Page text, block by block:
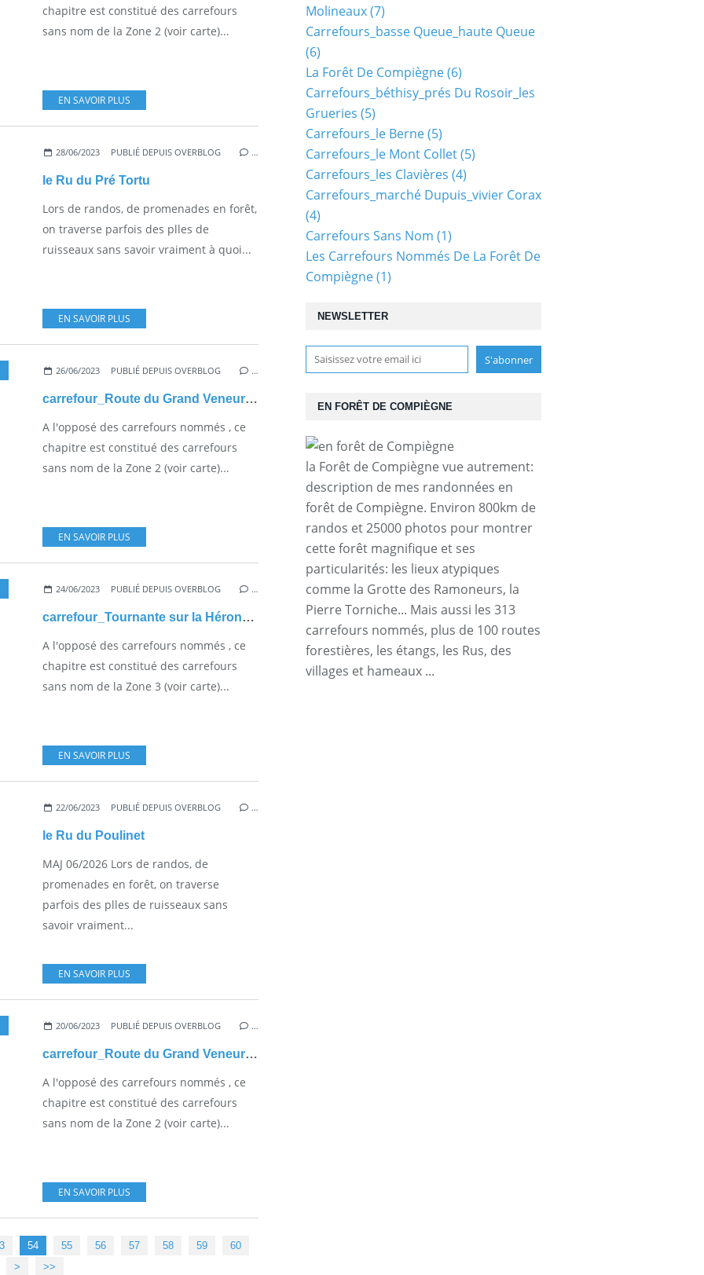
chapitre est constitué des carrefours
sans nom de la Zone 2 (voir carte)...
EN SAVOIR PLUS
28/06/2023 PUBLIÉ DEPUIS OVERBLOG …
le Ru du Pré Tortu
Lors de randos, de promenades en forêt,
on traverse parfois des plles de
ruisseaux sans savoir vraiment à quoi...
EN SAVOIR PLUS
26/06/2023 PUBLIÉ DEPUIS OVERBLOG …
carrefour_Route du Grand Veneur_Route de l'Ecureuil
A l'opposé des carrefours nommés , ce
chapitre est constitué des carrefours
sans nom de la Zone 2 (voir carte)...
EN SAVOIR PLUS
24/06/2023 PUBLIÉ DEPUIS OVERBLOG …
carrefour_Tournante sur la Héronnière (GR12)_Route de la Garenne du Roi
A l'opposé des carrefours nommés , ce
chapitre est constitué des carrefours
sans nom de la Zone 3 (voir carte)...
EN SAVOIR PLUS
22/06/2023 PUBLIÉ DEPUIS OVERBLOG …
le Ru du Poulinet
MAJ 06/2026 Lors de randos, de
promenades en forêt, on traverse
parfois des plles de ruisseaux sans
savoir vraiment...
EN SAVOIR PLUS
20/06/2023 PUBLIÉ DEPUIS OVERBLOG …
carrefour_Route du Grand Veneur_Route de la Croix Aguet
A l'opposé des carrefours nommés , ce
chapitre est constitué des carrefours
sans nom de la Zone 2 (voir carte)...
EN SAVOIR PLUS
54 55 56 57 58 59 60
>
>>
NEWSLETTER
EN FORÊT DE COMPIÈGNE
la Forêt de Compiègne vue autrement:
description de mes randonnées en
forêt de Compiègne. Environ 800km de
randos et 25000 photos pour montrer
cette forêt magnifique et ses
particularités: les lieux atypiques
comme la Grotte des Ramoneurs, la
Pierre Torniche... Mais aussi les 313
carrefours nommés, plus de 100 routes
forestières, les étangs, les Rus, des
villages et hameaux ...
Molineaux(7)
Carrefours_basse Queue_haute Queue
(6)
La Forêt De Compiègne(6)
Carrefours_béthisy_prés Du Rosoir_les
Grueries (5)
Carrefours_le Berne(5)
Carrefours_le Mont Collet(5)
Carrefours_les Clavières (4)
Carrefours_marché Dupuis_vivier Corax
(4)
Carrefours Sans Nom (1)
Les Carrefours Nommés De La Forêt De
Compiègne(1)